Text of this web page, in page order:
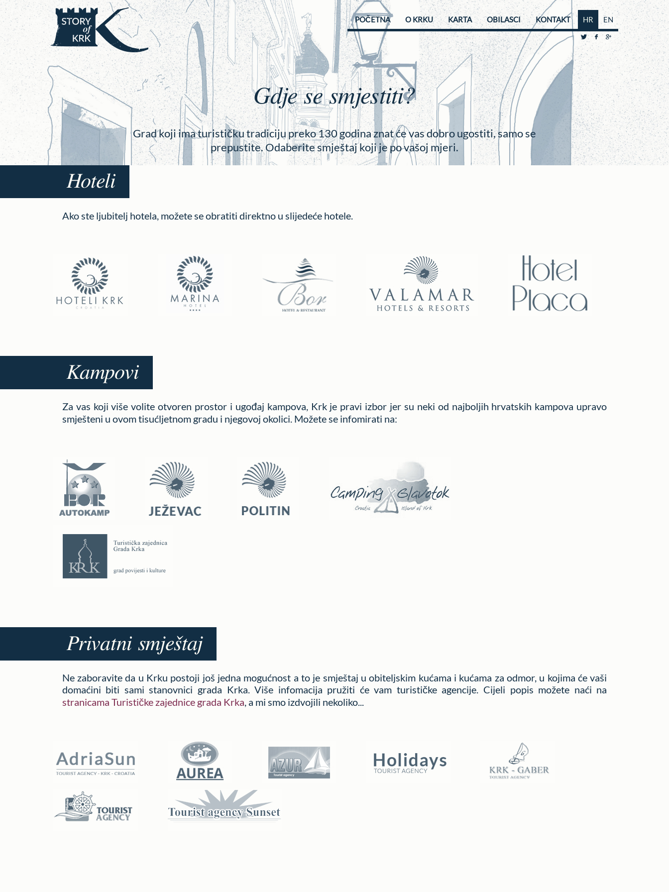
HR EN
POČETNA O KRKU KARTA OBILASCI KONTAKT
Gdje se smjestiti?
Grad koji ima turističku tradiciju preko 130 godina znat će vas dobro ugostiti, samo se
prepustite. Odaberite smještaj koji je po vašoj mjeri.
Hoteli
Ako ste ljubitelj hotela, možete se obratiti direktno u slijedeće hotele.
Kampovi
Za vas koji više volite otvoren prostor i ugođaj kampova, Krk je pravi izbor jer su neki od najboljih hrvatskih kampova upravo
smješteni u ovom tisućljetnom gradu i njegovoj okolici. Možete se infomirati na:
Privatni smještaj
Ne zaboravite da u Krku postoji još jedna mogućnost a to je smještaj u obiteljskim kućama i kućama za odmor, u kojima će vaši
domaćini biti sami stanovnici grada Krka. Više infomacija pružiti će vam turističke agencije. Cijeli popis možete naći na
stranicama Turističke zajednice grada Krka, a mi smo izdvojili nekoliko...